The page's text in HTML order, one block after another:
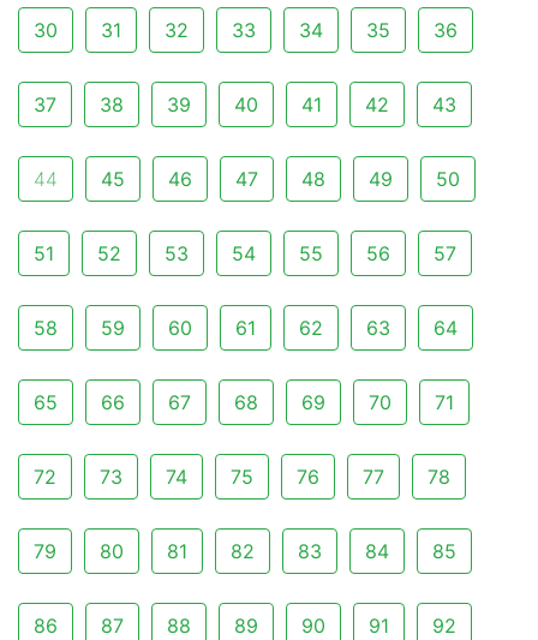
30 31 32 33 34 35 36
37 38 39 40 41 42 43
44 45 46 47 48 49 50
51 52 53 54 55 56 57
58 59 60 61 62 63 64
65 66 67 68 69 70 71
72 73 74 75 76 77 78
79 80 81 82 83 84 85
86 87 88 89 90 91 92